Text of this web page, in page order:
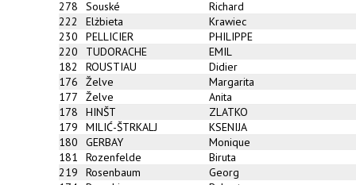
278 Souské
Richard
222
Elżbieta
Krawiec
230
PELLICIER
PHILIPPE
220
TUDORACHE
EMIL
182
ROUSTIAU
Didier
176
Želve
Margarita
177
Želve
Anita
178
HINŠT
ZLATKO
179
MILIĆ-ŠTRKALJ
KSENIJA
180
GERBAY
Monique
181
Rozenfelde
Biruta
219
Rosenbaum
Georg